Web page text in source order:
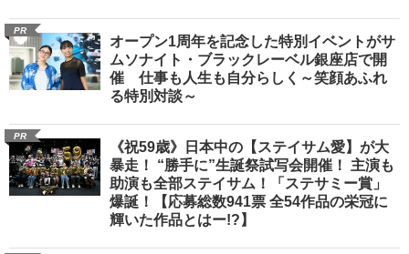
PR
オープン1周年を記念した特別イベントがサ
ムソナイト・ブラックレーベル銀座店で開
催 仕事も人生も自分らしく～笑顔あふれ
る特別対談～
PR
《祝59歳》日本中の【ステイサム愛】が大
暴走！ “勝手に”生誕祭試写会開催！ 主演も
助演も全部ステイサム！「ステサミー賞」
爆誕！【応募総数941票 全54作品の栄冠に
輝いた作品とはー!?】